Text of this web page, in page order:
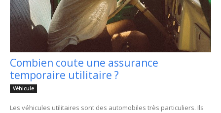
Combien coute une assurance
temporaire utilitaire ?
Véhicule
Les véhicules utilitaires sont des automobiles très particuliers. Ils